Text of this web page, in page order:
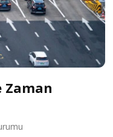
Zaman